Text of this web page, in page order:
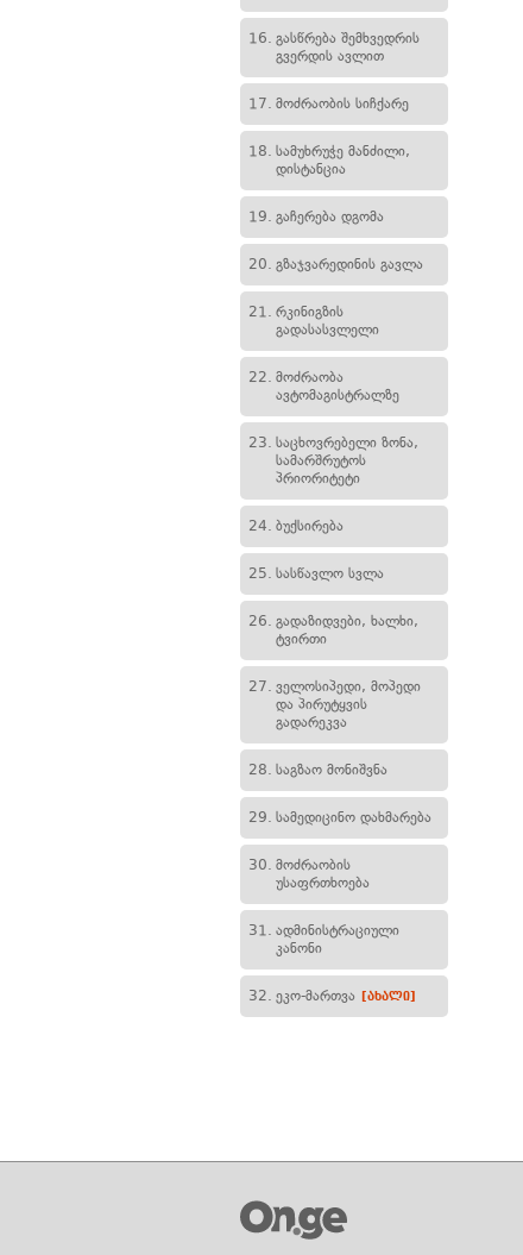
16. გასწრება შემხვედრის
გვერდის ავლით
17. მოძრაობის სიჩქარე
18. სამუხრუჭე მანძილი,
დისტანცია
19. გაჩერება დგომა
20. გზაჯვარედინის გავლა
21. რკინიგზის
გადასასვლელი
22. მოძრაობა
ავტომაგისტრალზე
23. საცხოვრებელი ზონა,
სამარშრუტოს
პრიორიტეტი
24. ბუქსირება
25. სასწავლო სვლა
26. გადაზიდვები, ხალხი,
ტვირთი
27. ველოსიპედი, მოპედი
და პირუტყვის
გადარეკვა
28. საგზაო მონიშვნა
29. სამედიცინო დახმარება
30. მოძრაობის
უსაფრთხოება
31. ადმინისტრაციული
კანონი
32. ეკო-მართვა [ახალი]